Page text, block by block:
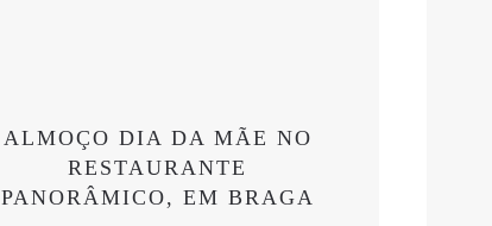
ALMOÇO DIA DA MÃE NO
RESTAURANTE
PANORÂMICO, EM BRAGA